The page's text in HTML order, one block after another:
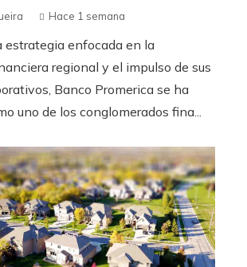
Hace 1 semana
estrategia enfocada en la
regional y el impulso de sus
Banco Promerica se ha
uno de los conglomerados fina...